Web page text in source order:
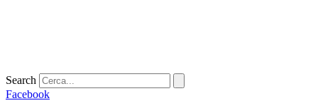
Search
Facebook